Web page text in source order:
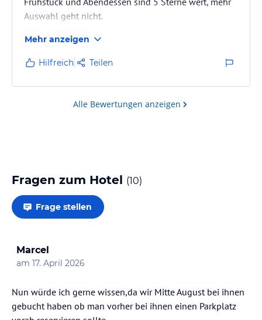
Auswahl geht nicht.
Mehr anzeigen
Hilfreich Teilen
Alle Bewertungen anzeigen
Fragen zum Hotel (10)
Frage stellen
Marcel
am 17. April 2026
Nun würde ich gerne wissen,da wir Mitte August bei ihnen
gebucht haben ob man vorher bei ihnen einen Parkplatz